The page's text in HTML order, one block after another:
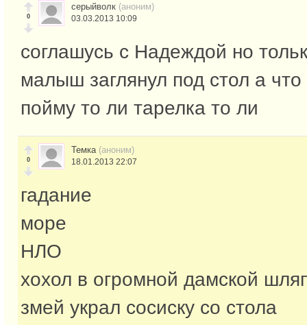
0
серыйволк (аноним)
03.03.2013 10:09
соглашусь с Надеждой но
малыш заглянул под стол а
пойму то ли тарелка то ли
0
Темка (аноним)
18.01.2013 22:07
гадание
море
НЛО
хохол в огромной дамской
змей украл сосиску со стола